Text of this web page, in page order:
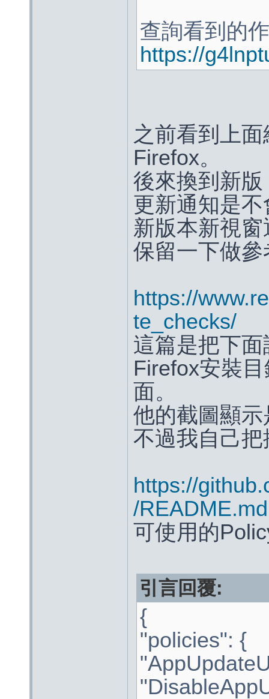
查詢看到的
https://
之前看到上
Firefox。
後來換到新
更新通知是
新版本新視
保留一下做參
https://
te_checks/
這篇是把下
Firefox安裝
面。
他的截圖顯
不過我自己
https://
/README.md
可使用的
引言回覆:
{
"policies": {